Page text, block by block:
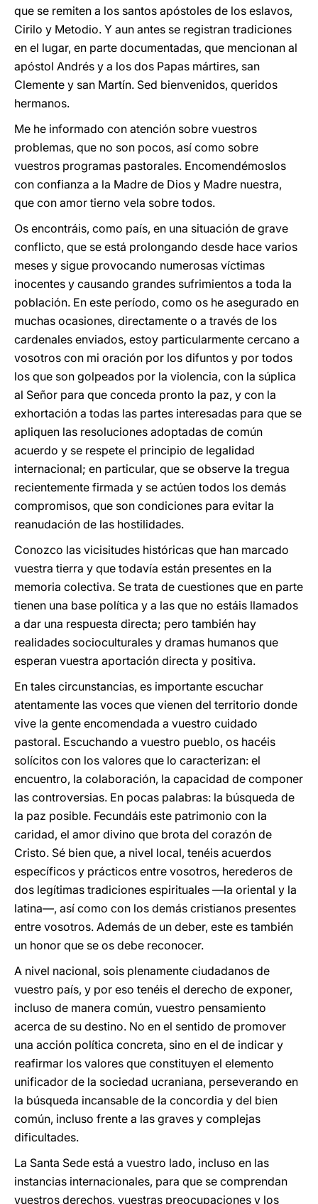
que se remiten a los santos apóstoles de los eslavos,
Cirilo y Metodio. Y aun antes se registran tradiciones
en el lugar, en parte documentadas, que mencionan al
apóstol Andrés y a los dos Papas mártires, san
Clemente y san Martín. Sed bienvenidos, queridos
hermanos.
Me he informado con atención sobre vuestros
problemas, que no son pocos, así como sobre
vuestros programas pastorales. Encomendémoslos
con confianza a la Madre de Dios y Madre nuestra,
que con amor tierno vela sobre todos.
Os encontráis, como país, en una situación de grave
conflicto, que se está prolongando desde hace varios
meses y sigue provocando numerosas víctimas
inocentes y causando grandes sufrimientos a toda la
población. En este período, como os he asegurado en
muchas ocasiones, directamente o a través de los
cardenales enviados, estoy particularmente cercano a
vosotros con mi oración por los difuntos y por todos
los que son golpeados por la violencia, con la súplica
al Señor para que conceda pronto la paz, y con la
exhortación a todas las partes interesadas para que se
apliquen las resoluciones adoptadas de común
acuerdo y se respete el principio de legalidad
internacional; en particular, que se observe la tregua
recientemente firmada y se actúen todos los demás
compromisos, que son condiciones para evitar la
reanudación de las hostilidades.
Conozco las vicisitudes históricas que han marcado
vuestra tierra y que todavía están presentes en la
memoria colectiva. Se trata de cuestiones que en parte
tienen una base política y a las que no estáis llamados
a dar una respuesta directa; pero también hay
realidades socioculturales y dramas humanos que
esperan vuestra aportación directa y positiva.
En tales circunstancias, es importante escuchar
atentamente las voces que vienen del territorio donde
vive la gente encomendada a vuestro cuidado
pastoral. Escuchando a vuestro pueblo, os hacéis
solícitos con los valores que lo caracterizan: el
encuentro, la colaboración, la capacidad de componer
las controversias. En pocas palabras: la búsqueda de
la paz posible. Fecundáis este patrimonio con la
caridad, el amor divino que brota del corazón de
Cristo. Sé bien que, a nivel local, tenéis acuerdos
específicos y prácticos entre vosotros, herederos de
dos legítimas tradiciones espirituales —la oriental y la
latina—, así como con los demás cristianos presentes
entre vosotros. Además de un deber, este es también
un honor que se os debe reconocer.
A nivel nacional, sois plenamente ciudadanos de
vuestro país, y por eso tenéis el derecho de exponer,
incluso de manera común, vuestro pensamiento
acerca de su destino. No en el sentido de promover
una acción política concreta, sino en el de indicar y
reafirmar los valores que constituyen el elemento
unificador de la sociedad ucraniana, perseverando en
la búsqueda incansable de la concordia y del bien
común, incluso frente a las graves y complejas
dificultades.
La Santa Sede está a vuestro lado, incluso en las
instancias internacionales, para que se comprendan
vuestros derechos, vuestras preocupaciones y los